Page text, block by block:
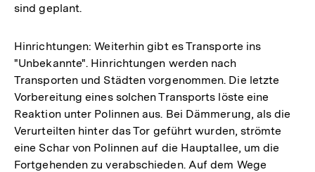
sind geplant.
Hinrichtungen: Weiterhin gibt es Transporte ins
"Unbekannte". Hinrichtungen werden nach
Transporten und Städten vorgenommen. Die letzte
Vorbereitung eines solchen Transports löste eine
Reaktion unter Polinnen aus. Bei Dämmerung, als die
Verurteilten hinter das Tor geführt wurden, strömte
eine Schar von Polinnen auf die Hauptallee, um die
Fortgehenden zu verabschieden. Auf dem Wege